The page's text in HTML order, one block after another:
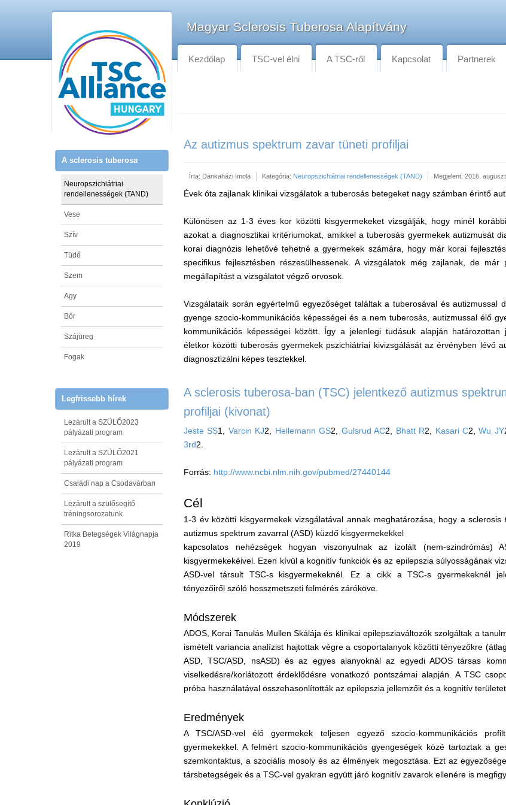
A sclerosis tuberosa
Neuropszichiátriai
rendellenességek (TAND)
Vese
Szív
Tüdő
Szem
Agy
Bőr
Szájüreg
Fogak
Legfrissebb hírek
Lezárult a SZÜLŐ2023
pályázati program
Lezárult a SZÜLŐ2021
pályázati program
Családi nap a Csodavárban
Lezárult a szülősegítő
tréningsorozatunk
Ritka Betegségek Világnapja
2019
Magyar Sclerosis Tuberosa Alapítvány
Kezdőlap TSC-vel élni A TSC-ről Kapcsolat Partnerek
Az autizmus spektrum zavar tüneti profiljai
Írta: Dankaházi Imola Kategória: Neuropszichiátriai rendellenességek (TAND) Megjelent: 2016.
Évek óta zajlanak klinikai vizsgálatok a tuberosás betegeket nagy számban érintő
Különösen az 1-3 éves kor közötti kisgyermekeket vizsgálják, hogy minél
azokat a diagnosztikai kritériumokat, amikkel a tuberosás gyermekek autizmusát
korai diagnózis lehetővé tehetné a gyermekek számára, hogy már korai
specifikus fejlesztésben részesülhessenek. A vizsgálatok még zajlanak, de már
megállapítást a vizsgálatot végző orvosok.
Vizsgálataik során egyértelmű egyezőséget találtak a tuberosával és autizmussal
gyenge szocio-kommunikációs képességei és a nem tuberosás, autizmussal élő
kommunikációs képességei között. Így a jelenlegi tudásuk alapján
életkor közötti tuberosás gyermekek pszichiátriai kivizsgálását az érvényben lévő
diagnosztizálni képes tesztekkel.
A sclerosis tuberosa-ban (TSC) jelentkező autizmus
profiljai (kivonat)
Jeste SS1, Varcin KJ2, Hellemann GS2, Gulsrud AC2, Bhatt R2, Kasari C2,Wu JY
3rd2.
Forrás: http://www.ncbi.nlm.nih.gov/pubmed/27440144
Cél
1-3 év közötti kisgyermekek vizsgálatával annak meghatározása, hogy a sclerosis
autizmus spektrum zavarral (ASD) küzdő kisgyermekekkel
kapcsolatos nehézségek hogyan viszonyulnak az izolált (nem-szindrómás)
kisgyermekekéivel. Ezen kívül a kognitív funkciók és az epilepszia súlyosságának
ASD-vel társult TSC-s kisgyermekeknél. Ez a cikk a TSC-s gyermekeknél
tényezőiről szóló hosszmetszeti felmérés záróköve.
Módszerek
ADOS, Korai Tanulás Mullen Skálája és klinikai epilepsziaváltozók szolgáltak a
ismételt variancia analízist hajtottak végre a csoportalanyok közötti tényezőkre
ASD, TSC/ASD, nsASD) és az egyes alanyoknál az egyedi ADOS társas
viselkedésre/korlátozott érdeklődésre vonatkozó pontszámai alapján. A TSC
próba használatával összehasonlították az epilepszia jellemzőit és a kognitív területet.
Eredmények
A TSC/ASD-vel élő gyermekek teljesen egyező szocio-kommunikációs
gyermekekkel. A felmért szocio-kommunikációs gyengeségek közé tartoztak a
szemkontaktus, a szociális mosoly és az élmények megosztása. Ezt az
társbetegségek és a TSC-vel gyakran együtt járó kognitív zavarok ellenére is